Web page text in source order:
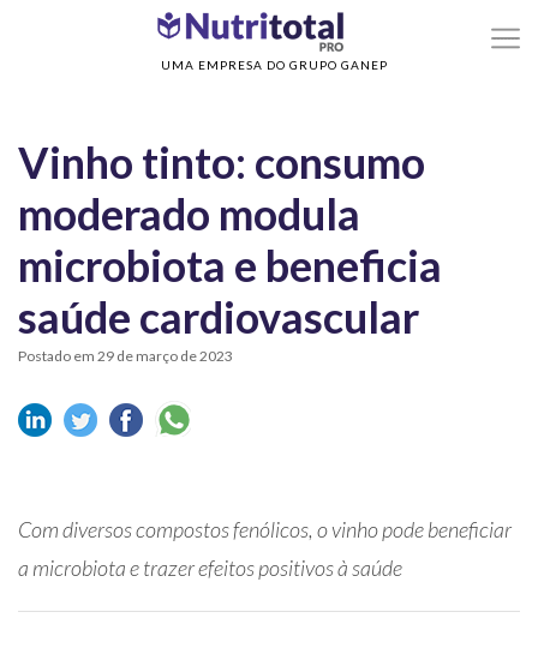
UMA EMPRESA DO GRUPO GANEP
Nutrição Clínica>Vinho tinto: consumo moderado modula microbiota
beneficia saúde cardiovascular
Vinho tinto: consumo
moderado modula
microbiota e beneficia
saúde cardiovascular
Postado em 29 de março de 2023
Com diversos compostos fenólicos, o vinho pode beneficiar
a microbiota e trazer efeitos positivos à saúde